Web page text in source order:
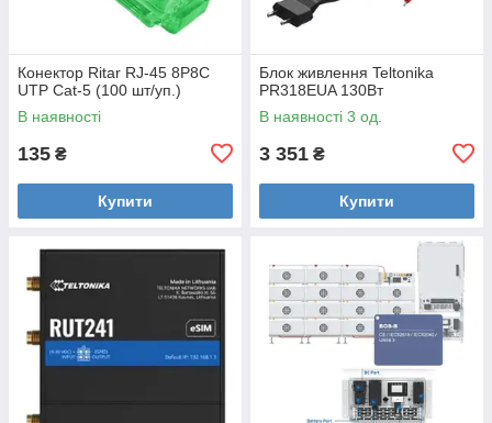
Конектор Ritar RJ-45 8P8C
UTP Cat-5 (100 шт/уп.)
В наявності
135 ₴
Купити
Блок живлення Teltonika
PR318EUA 130Вт
В наявності 3 од.
3 351 ₴
Купити